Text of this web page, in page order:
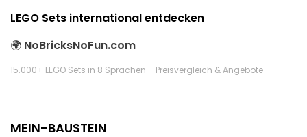
LEGO Sets international entdecken
🌍 NoBricksNoFun.com
15.000+ LEGO Sets in 8 Sprachen – Preisvergleich & Angebote
MEIN-BAUSTEIN